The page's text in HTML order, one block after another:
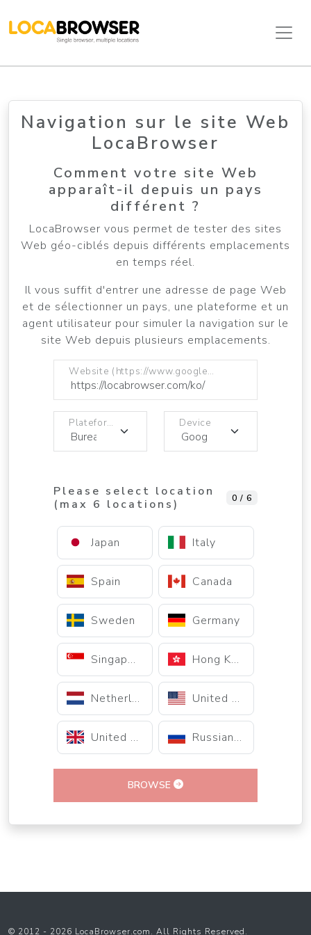
Navigation sur le site Web
LocaBrowser
Comment votre site Web
apparaît-il depuis un pays
différent ?
LocaBrowser vous permet de tester des sites
Web géo-ciblés depuis différents emplacements
en temps réel.
Il vous suffit d'entrer une adresse de page Web
et de sélectionner un pays, une plateforme et un
agent utilisateur pour simuler la navigation sur le
site Web depuis plusieurs emplacements.
Website (https://www.google.com)
Plateforme Device
Please select location
(max 6 locations)
0 / 6
Japan Italy
Spain Canada
Sweden Germany
Singapore Hong Kong
Netherlands United States
United Kingdom Russian Federation
BROWSE
© 2012 - 2026 LocaBrowser.com. All Rights Reserved.